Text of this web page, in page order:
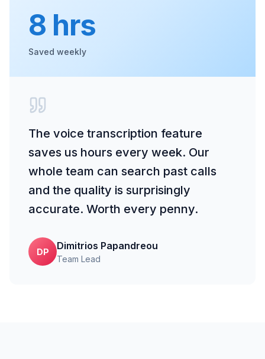
8 hrs
Saved weekly
The voice transcription feature
saves us hours every week. Our
whole team can search past calls
and the quality is surprisingly
accurate. Worth every penny.
DP
Dimitrios Papandreou
Team Lead